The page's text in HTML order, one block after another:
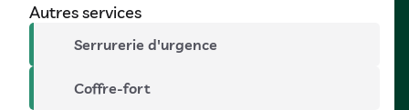
Autres services
Serrurerie d'urgence
Coffre-fort